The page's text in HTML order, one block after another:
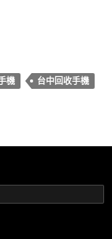
機
台中回收手機